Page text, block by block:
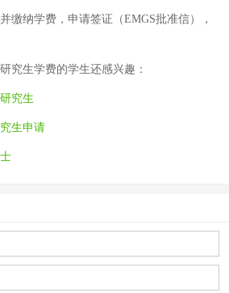
缴纳学费，申请签证（EMGS批准信），
究生学费的学生还感兴趣：
究生
生申请